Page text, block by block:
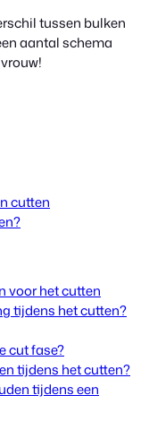
tussen bulken
aantal schema
cutten
voor het cutten
tijdens het cutten?
cut fase?
tijdens het cutten?
tijdens een